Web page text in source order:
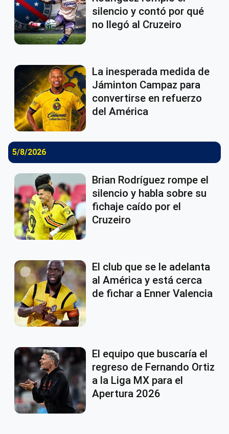
silencio y contó por qué
no llegó al Cruzeiro
La inesperada medida de
Jáminton Campaz para
convertirse en refuerzo
del América
5/8/2026
Brian Rodríguez rompe el
silencio y habla sobre su
fichaje caído por el
Cruzeiro
El club que se le adelanta
al América y está cerca
de fichar a Enner Valencia
El equipo que buscaría el
regreso de Fernando Ortiz
a la Liga MX para el
Apertura 2026